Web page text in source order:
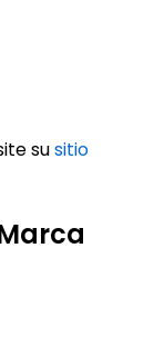
susitio